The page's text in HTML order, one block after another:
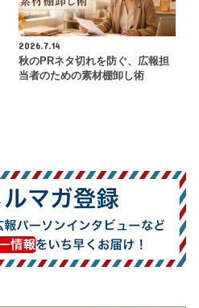
2026.7.14
秋のPRネタ切れを防ぐ、広報担
当者のための素材棚卸し術